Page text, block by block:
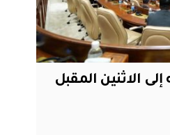
الاثنين المقبل